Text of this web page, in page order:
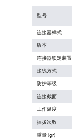
型号
连接器样式
版本
连接器锁定装置
接线方式
防护等级
连接截面
工作温度
插拨次数
重量 (gr)